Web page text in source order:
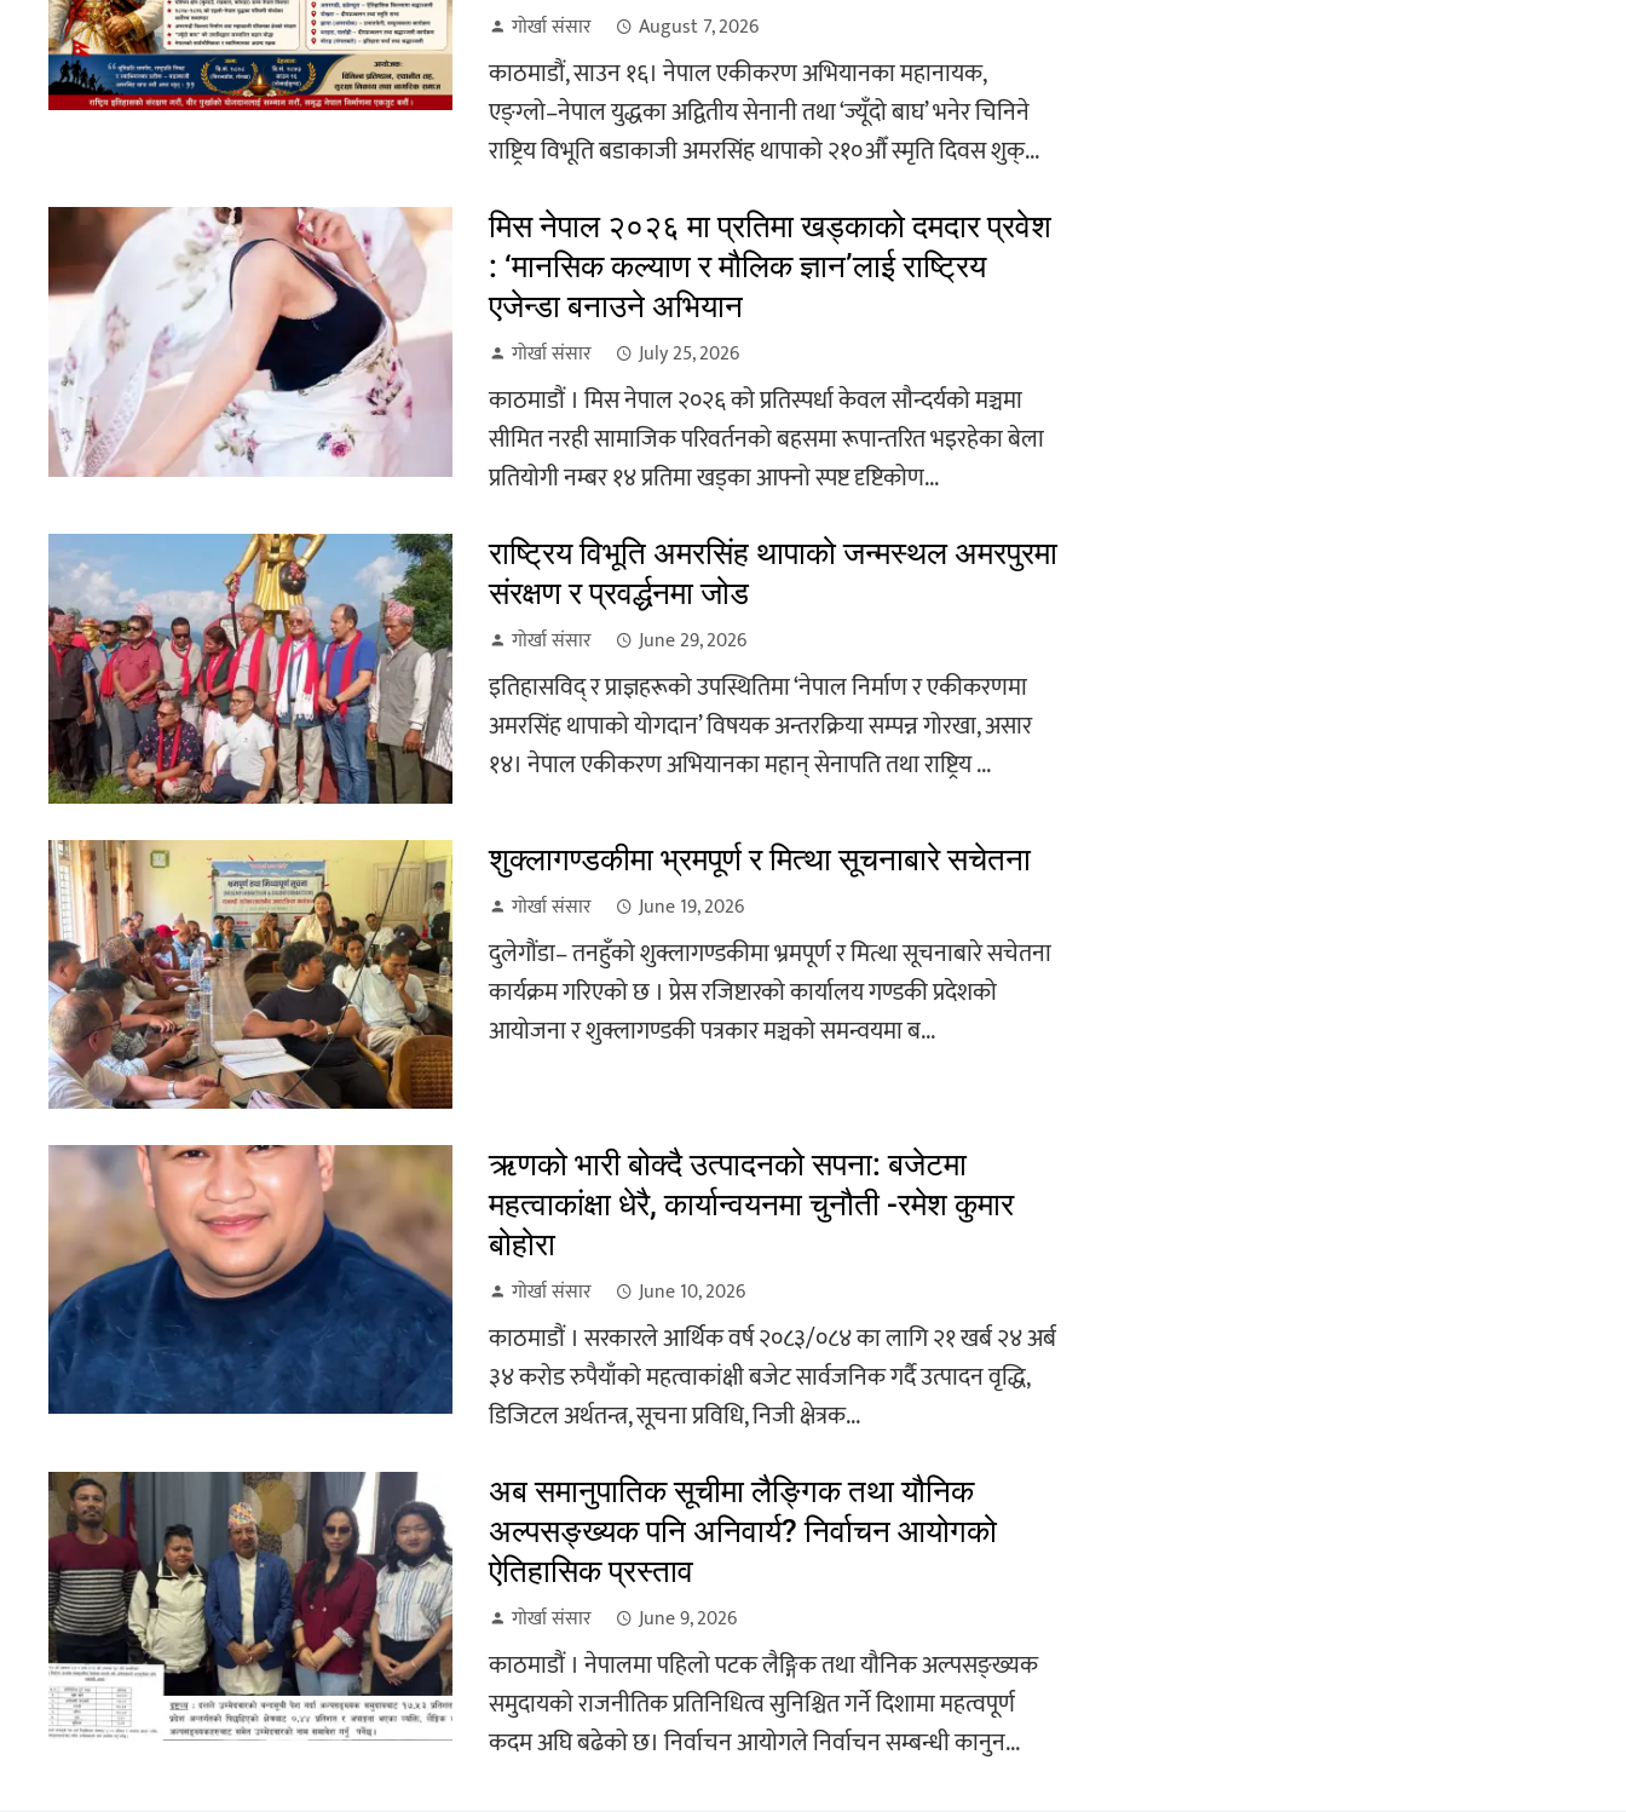
गोर्खा संसार August 7, 2026
काठमाडौं, साउन १६। नेपाल एकीकरण अभियानका महानायक,
एङ्ग्लो–नेपाल युद्धका अद्वितीय सेनानी तथा ‘ज्यूँदो बाघ’ भनेर चिनिने
राष्ट्रिय विभूति बडाकाजी अमरसिंह थापाको २१०औँ स्मृति दिवस शुक्...
मिस नेपाल २०२६ मा प्रतिमा खड्काको दमदार प्रवेश
: ‘मानसिक कल्याण र मौलिक ज्ञान’लाई राष्ट्रिय
एजेन्डा बनाउने अभियान
गोर्खा संसार July 25, 2026
काठमाडौं । मिस नेपाल २०२६ को प्रतिस्पर्धा केवल सौन्दर्यको मञ्चमा
सीमित नरही सामाजिक परिवर्तनको बहसमा रूपान्तरित भइरहेका बेला
प्रतियोगी नम्बर १४ प्रतिमा खड्का आफ्नो स्पष्ट दृष्टिकोण...
राष्ट्रिय विभूति अमरसिंह थापाको जन्मस्थल अमरपुरमा
संरक्षण र प्रवर्द्धनमा जोड
गोर्खा संसार June 29, 2026
इतिहासविद् र प्राज्ञहरूको उपस्थितिमा ‘नेपाल निर्माण र एकीकरणमा
अमरसिंह थापाको योगदान’ विषयक अन्तरक्रिया सम्पन्न गोरखा, असार
१४। नेपाल एकीकरण अभियानका महान् सेनापति तथा राष्ट्रिय ...
शुक्लागण्डकीमा भ्रमपूर्ण र मित्था सूचनाबारे सचेतना
गोर्खा संसार June 19, 2026
दुलेगौंडा– तनहुँको शुक्लागण्डकीमा भ्रमपूर्ण र मित्था सूचनाबारे सचेतना
कार्यक्रम गरिएको छ । प्रेस रजिष्टारको कार्यालय गण्डकी प्रदेशको
आयोजना र शुक्लागण्डकी पत्रकार मञ्चको समन्वयमा ब...
ऋणको भारी बोक्दै उत्पादनको सपना: बजेटमा
महत्वाकांक्षा धेरै, कार्यान्वयनमा चुनौती -रमेश कुमार
बोहोरा
गोर्खा संसार June 10, 2026
काठमाडौं । सरकारले आर्थिक वर्ष २०८३/०८४ का लागि २१ खर्ब २४ अर्ब
३४ करोड रुपैयाँको महत्वाकांक्षी बजेट सार्वजनिक गर्दै उत्पादन वृद्धि,
डिजिटल अर्थतन्त्र, सूचना प्रविधि, निजी क्षेत्रक...
अब समानुपातिक सूचीमा लैङ्गिक तथा यौनिक
अल्पसङ्ख्यक पनि अनिवार्य? निर्वाचन आयोगको
ऐतिहासिक प्रस्ताव
गोर्खा संसार June 9, 2026
काठमाडौं । नेपालमा पहिलो पटक लैङ्गिक तथा यौनिक अल्पसङ्ख्यक
समुदायको राजनीतिक प्रतिनिधित्व सुनिश्चित गर्ने दिशामा महत्वपूर्ण
कदम अघि बढेको छ। निर्वाचन आयोगले निर्वाचन सम्बन्धी कानुन...